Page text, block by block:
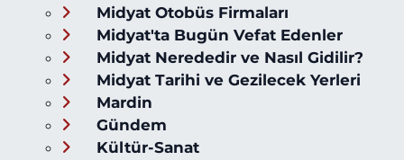
Midyat Otobüs Firmaları
Midyat'ta Bugün Vefat Edenler
Midyat Nerededir ve Nasıl Gidilir?
Midyat Tarihi ve Gezilecek Yerleri
Mardin
Gündem
Kültür-Sanat